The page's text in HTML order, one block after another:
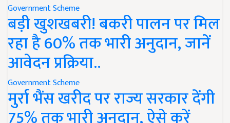
Government Scheme
बड़ी खुशखबरी! बकरी पालन पर मिल
रहा है 60% तक भारी अनुदान, जानें
आवेदन प्रक्रिया..
Government Scheme
मुर्रा भैंस खरीद पर राज्य सरकार देंगी